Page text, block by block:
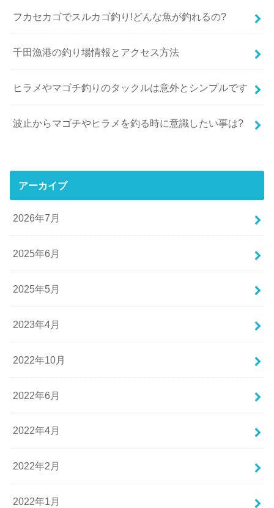
フカセカゴでスルカゴ釣り!どんな魚が釣れるの?
千田漁港の釣り場情報とアクセス方法
ヒラメやマゴチ釣りのタックルは意外とシンプルです
波止からマゴチやヒラメを釣る時に意識したい事は?
アーカイブ
2026年7月
2025年6月
2025年5月
2023年4月
2022年10月
2022年6月
2022年4月
2022年2月
2022年1月